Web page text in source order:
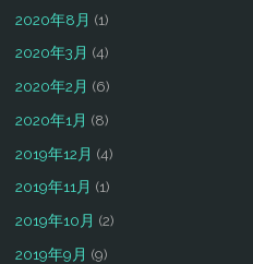
2020年8月 (1)
2020年3月 (4)
2020年2月 (6)
2020年1月 (8)
2019年12月 (4)
2019年11月 (1)
2019年10月 (2)
2019年9月 (9)